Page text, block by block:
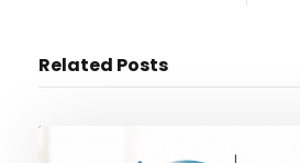
Related Posts